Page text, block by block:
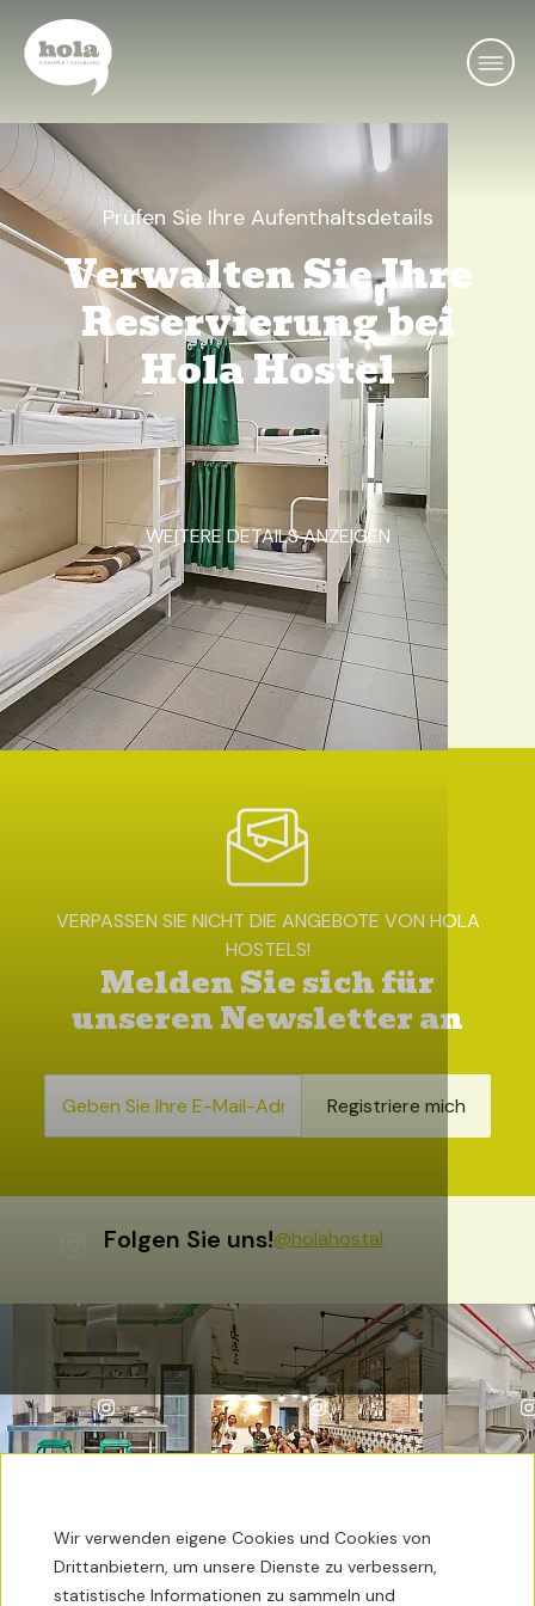
Prüfen Sie Ihre Aufenthaltsdetails
Verwalten Sie Ihre
Reservierung bei
Hola Hostel
WEITERE DETAILS ANZEIGEN
Startseite Meine Buchung
VERPASSEN SIE NICHT DIE ANGEBOTE VON HOLA
HOSTELS!
Melden Sie sich für
unseren Newsletter an
Registriere mich
Folgen Sie uns!@holahostal
Wir verwenden eigene Cookies und Cookies von
Drittanbietern, um unsere Dienste zu verbessern,
statistische Informationen zu sammeln und